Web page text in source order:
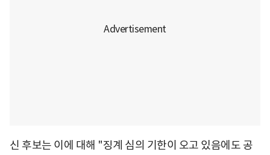
신 후보는 이에 대해 "징계 심의 기한이 오고 있음에도 공